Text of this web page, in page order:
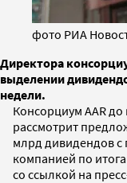
фото РИА
Директора
выделении
недели.
Консорциум AAR
рассмотрит
млрд дивидендов
компанией по
со ссылкой на